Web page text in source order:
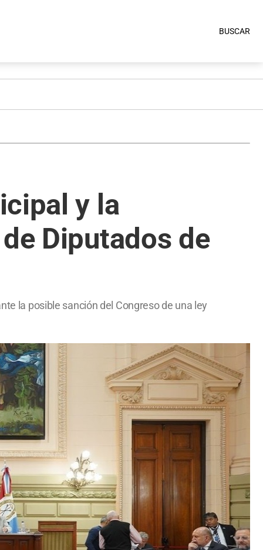
BUSCAR
y la
Diputados de
la posible sanción del Congreso de una ley